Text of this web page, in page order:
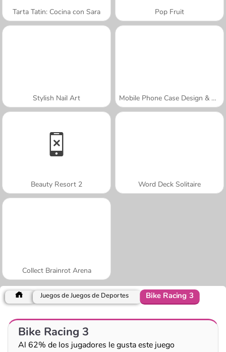
Tarta Tatin: Cocina con Sara Pop Fruit
Stylish Nail Art Mobile Phone Case Design & DIY
Beauty Resort 2 Word Deck Solitaire
Collect Brainrot Arena
Juegos de Juegos de Deportes Bike Racing 3
Bike Racing 3
Al 62% de los jugadores le gusta este juego